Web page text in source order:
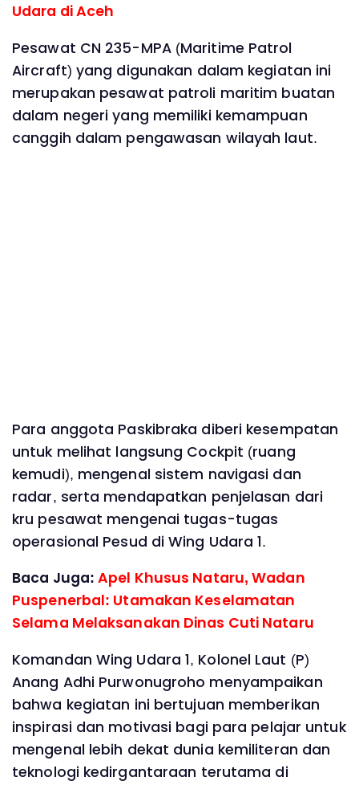
Udara di Aceh
Pesawat CN 235-MPA (Maritime Patrol
Aircraft) yang digunakan dalam kegiatan ini
merupakan pesawat patroli maritim buatan
dalam negeri yang memiliki kemampuan
canggih dalam pengawasan wilayah laut.
Para anggota Paskibraka diberi kesempatan
untuk melihat langsung Cockpit (ruang
kemudi), mengenal sistem navigasi dan
radar, serta mendapatkan penjelasan dari
kru pesawat mengenai tugas-tugas
operasional Pesud di Wing Udara 1.
Baca Juga:Apel Khusus Nataru, Wadan
Puspenerbal: Utamakan Keselamatan
Selama Melaksanakan Dinas Cuti Nataru
Komandan Wing Udara 1, Kolonel Laut (P)
Anang Adhi Purwonugroho menyampaikan
bahwa kegiatan ini bertujuan memberikan
inspirasi dan motivasi bagi para pelajar untuk
mengenal lebih dekat dunia kemiliteran dan
teknologi kedirgantaraan terutama di